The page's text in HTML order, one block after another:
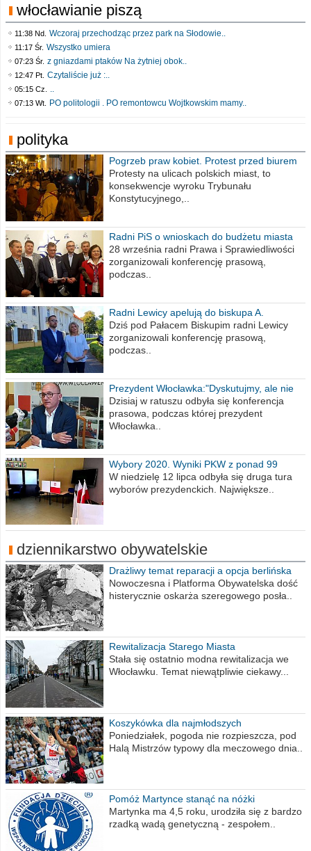
włocławianie piszą
11:38 Nd. Wczoraj przechodząc przez park na Słodowie..
11:17 Śr. Wszystko umiera
07:23 Śr. z gniazdami ptaków Na żytniej obok..
12:47 Pt. Czytaliście już :..
05:15 Cz. ..
07:13 Wt. PO politologii . PO remontowcu Wojtkowskim mamy..
polityka
Pogrzeb praw kobiet. Protest przed biurem
poselskim PiS
Protesty na ulicach polskich miast, to
konsekwencje wyroku Trybunału
Konstytucyjnego,..
Radni PiS o wnioskach do budżetu miasta
na 2021 rok
28 września radni Prawa i Sprawiedliwości
zorganizowali konferencję prasową,
podczas..
Radni Lewicy apelują do biskupa A.
Wiesława Meringa
Dziś pod Pałacem Biskupim radni Lewicy
zorganizowali konferencję prasową,
podczas..
Prezydent Włocławka:"Dyskutujmy, ale nie
obrażajmy się”
Dzisiaj w ratuszu odbyła się konferencja
prasowa, podczas której prezydent
Włocławka..
Wybory 2020. Wyniki PKW z ponad 99
procent obwodów
W niedzielę 12 lipca odbyła się druga tura
wyborów prezydenckich. Największe..
dziennikarstwo obywatelskie
Drażliwy temat reparacji a opcja berlińska
Nowoczesna i Platforma Obywatelska dość
histerycznie oskarża szeregowego posła..
Rewitalizacja Starego Miasta
Stała się ostatnio modna rewitalizacja we
Włocławku. Temat niewątpliwie ciekawy...
Koszykówka dla najmłodszych
Poniedziałek, pogoda nie rozpieszcza, pod
Halą Mistrzów typowy dla meczowego dnia..
Pomóż Martynce stanąć na nóżki
Martynka ma 4,5 roku, urodziła się z bardzo
rzadką wadą genetyczną - zespołem..